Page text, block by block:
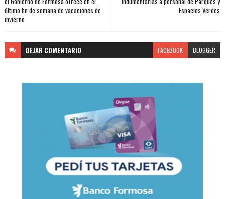
Espacios Verdes
último fin de semana de vacaciones de
invierno
DEJAR COMENTARIO FACEBOOK BLOGGER